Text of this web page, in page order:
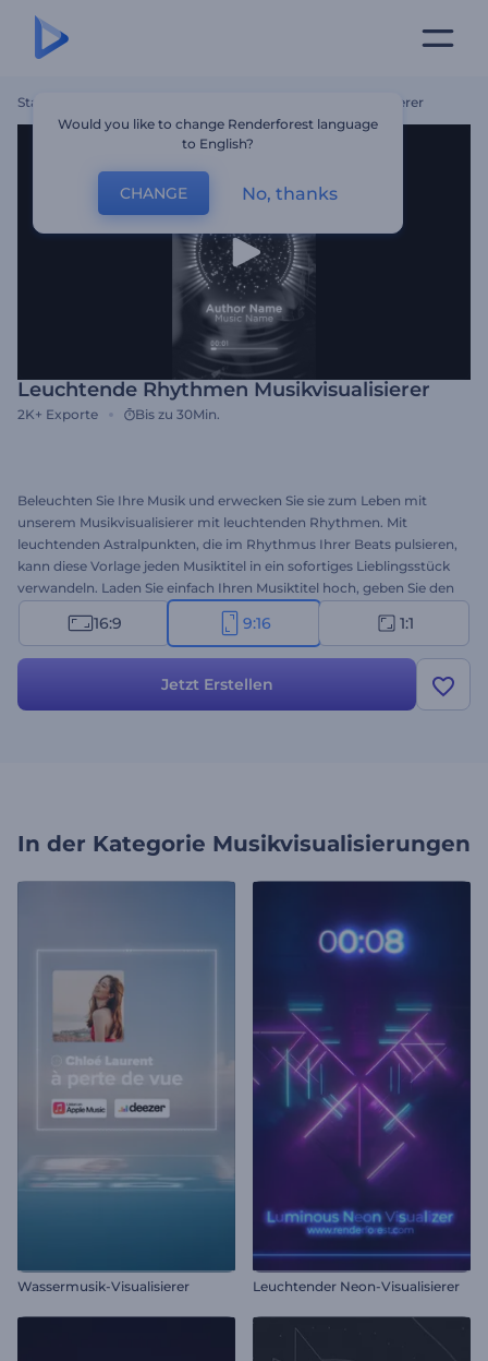
Startseite Leuchtende Rhythmen Musikvisualisierer
Leuchtende Rhythmen Musikvisualisierer
2K+ Exporte Bis zu 30Min.
Beleuchten Sie Ihre Musik und erwecken Sie sie zum Leben mit
unserem Musikvisualisierer mit leuchtenden Rhythmen. Mit
leuchtenden Astralpunkten, die im Rhythmus Ihrer Beats pulsieren,
kann diese Vorlage jeden Musiktitel in ein sofortiges Lieblingsstück
verwandeln. Laden Sie einfach Ihren Musiktitel hoch, geben Sie den
Namen des Songs ein und lassen Sie den Visualisierer den Rest
erledigen. Perfekt für neue Singles, Albumveröffentlichungen,
jetzt und machen Sie Ihre Musik unvergesslich!
16:9 9:16 1:1
Jetzt Erstellen
In der Kategorie Musikvisualisierungen
Wassermusik-Visualisierer Leuchtender Neon-Visualisierer
Would you like to change Renderforest language
to English?
CHANGE No, thanks